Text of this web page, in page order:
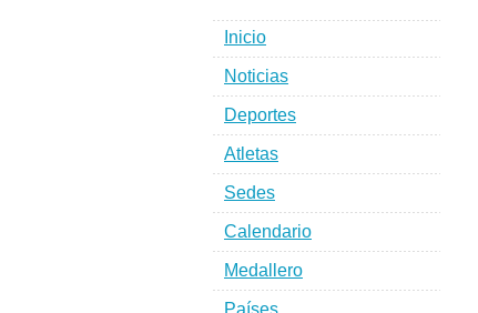
Inicio
Noticias
Deportes
Atletas
Sedes
Calendario
Medallero
Países